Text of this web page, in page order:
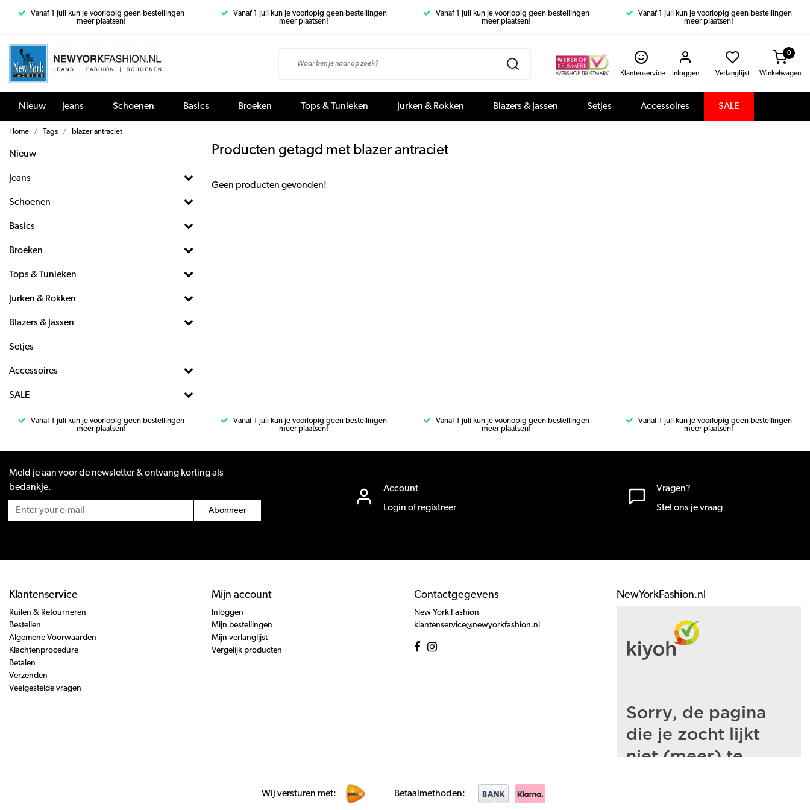
Vanaf 1 juli kun je voorlopig geen bestellingen
meer plaatsen!
Vanaf 1 juli kun je voorlopig geen bestellingen
meer plaatsen!
Vanaf 1 juli kun je voorlopig geen bestellingen
meer plaatsen!
Vanaf 1 juli kun je voorlopig geen bestellingen
meer plaatsen!
Klantenservice Inloggen Verlanglijst Winkelwagen
0
Nieuw Jeans Schoenen Basics Broeken Tops & Tunieken Jurken & Rokken Blazers & Jassen Setjes Accessoires SALE
Home Tags blazer antraciet
Nieuw
Jeans
Schoenen
Basics
Broeken
Tops & Tunieken
Jurken & Rokken
Blazers & Jassen
Setjes
Accessoires
SALE
Producten getagd met blazer antraciet
Geen producten gevonden!
Vanaf 1 juli kun je voorlopig geen bestellingen
meer plaatsen!
Vanaf 1 juli kun je voorlopig geen bestellingen
meer plaatsen!
Vanaf 1 juli kun je voorlopig geen bestellingen
meer plaatsen!
Vanaf 1 juli kun je voorlopig geen bestellingen
meer plaatsen!
Meld je aan voor de newsletter & ontvang korting als
bedankje.
Abonneer
Account
Login of registreer
Vragen?
Stel ons je vraag
Klantenservice
Ruilen & Retourneren
Bestellen
Algemene Voorwaarden
Klachtenprocedure
Betalen
Verzenden
Veelgestelde vragen
Mijn account
Inloggen
Mijn bestellingen
Mijn verlanglijst
Vergelijk producten
Contactgegevens
New York Fashion
klantenservice@newyorkfashion.nl
NewYorkFashion.nl
Wij versturen met: Betaalmethoden: